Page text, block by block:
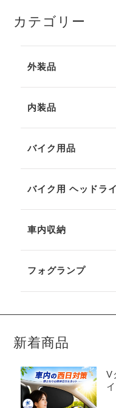
カテゴリー
外装品
内装品
バイク用品
バイク用 ヘッドラ
車内収納
フォグランプ
新着商品
V